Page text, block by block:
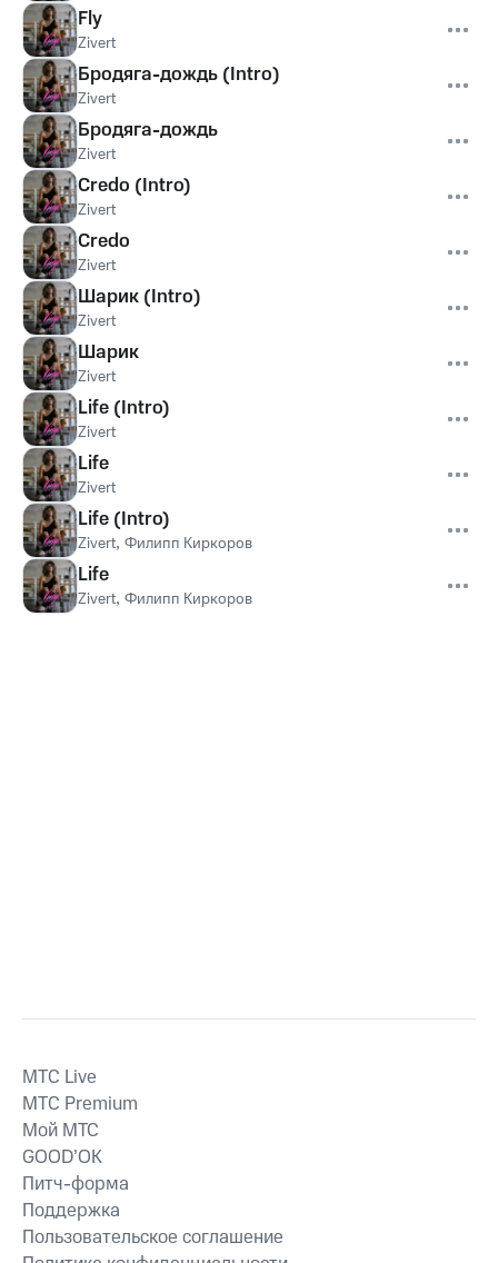
Fly
Zivert
Бродяга-дождь (Intro)
Zivert
Бродяга-дождь
Zivert
Credo (Intro)
Zivert
Credo
Zivert
Шарик (Intro)
Zivert
Шарик
Zivert
Life (Intro)
Zivert
Life
Zivert
Life (Intro)
Zivert, Филипп Киркоров
Life
Zivert, Филипп Киркоров
MTС Live
MTС Premium
Мой МТС
GOOD’OK
Питч-форма
Поддержка
Пользовательское соглашение